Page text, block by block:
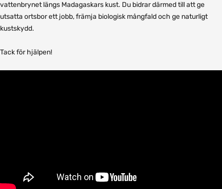
vattenbrynet längs Madagaskars kust. Du bidrar därmed till att ge
utsatta ortsbor ett jobb, främja biologisk mångfald och ge naturligt
kustskydd.
Tack för hjälpen!